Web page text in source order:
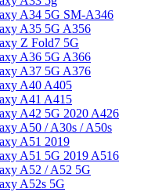
A34 5G SM-A346
A35 5G A356
Z Fold7 5G
A36 5G A366
A37 5G A376
A40 A405
A41 A415
A42 5G 2020 A426
A50 / A30s / A50s
A51 2019
A51 5G 2019 A516
A52 / A52 5G
A52s 5G